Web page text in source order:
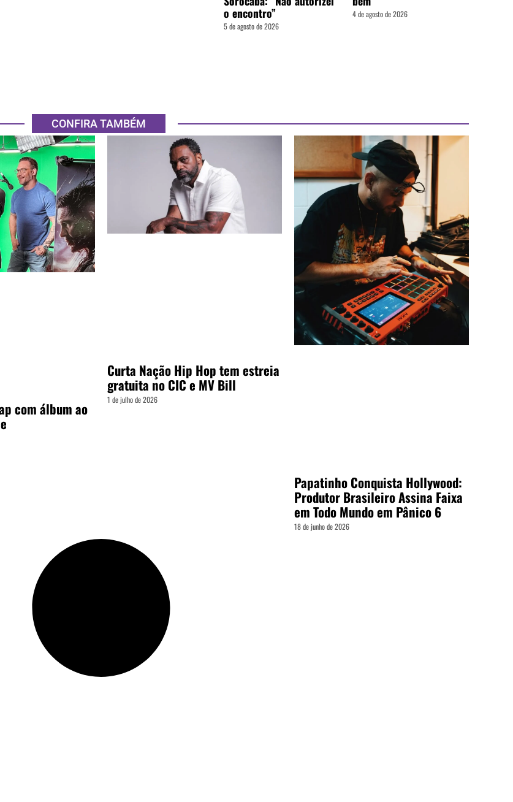
o encontro”
5 de agosto de 2026
4 de agosto de 2026
CONFIRA TAMBÉM
com álbum ao
Curta Nação Hip Hop tem estreia
gratuita no CIC e MV Bill
1 de julho de 2026
Papatinho Conquista Hollywood:
Produtor Brasileiro Assina Faixa
em Todo Mundo em Pânico 6
18 de junho de 2026